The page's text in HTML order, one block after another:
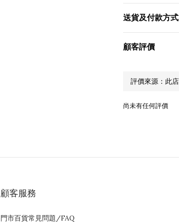
送貨及付款方式
顧客評價
尚未有任何評價
顧客服務
門市百貨常見問題/FAQ